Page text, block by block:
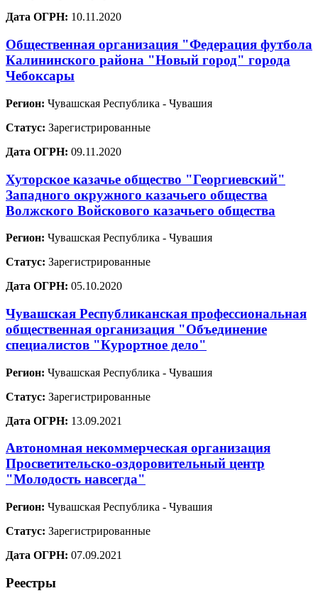
Дата ОГРН: 10.11.2020
Общественная организация "Федерация футбола
Калининского района "Новый город" города
Чебоксары
Регион: Чувашская Республика - Чувашия
Статус: Зарегистрированные
Дата ОГРН: 09.11.2020
Хуторское казачье общество "Георгиевский"
Западного окружного казачьего общества
Волжского Войскового казачьего общества
Регион: Чувашская Республика - Чувашия
Статус: Зарегистрированные
Дата ОГРН: 05.10.2020
Чувашская Республиканская профессиональная
общественная организация "Объединение
специалистов "Курортное дело"
Регион: Чувашская Республика - Чувашия
Статус: Зарегистрированные
Дата ОГРН: 13.09.2021
Автономная некоммерческая организация
Просветительско-оздоровительный центр
"Молодость навсегда"
Регион: Чувашская Республика - Чувашия
Статус: Зарегистрированные
Дата ОГРН: 07.09.2021
Реестры